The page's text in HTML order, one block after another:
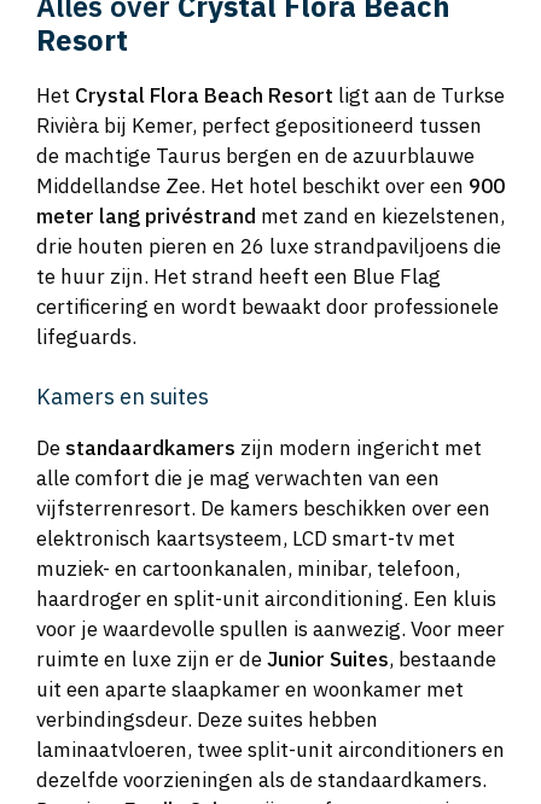
Resort
Het Crystal Flora Beach Resort ligt aan de Turkse
Rivièra bij Kemer, perfect gepositioneerd tussen
de machtige Taurus bergen en de azuurblauwe
Middellandse Zee. Het hotel beschikt over een 900
meter lang privéstrand met zand en kiezelstenen,
drie houten pieren en 26 luxe strandpaviljoens die
te huur zijn. Het strand heeft een Blue Flag
certificering en wordt bewaakt door professionele
lifeguards.
Kamers en suites
De standaardkamers zijn modern ingericht met
alle comfort die je mag verwachten van een
vijfsterrenresort. De kamers beschikken over een
elektronisch kaartsysteem, LCD smart-tv met
muziek- en cartoonkanalen, minibar, telefoon,
haardroger en split-unit airconditioning. Een kluis
voor je waardevolle spullen is aanwezig. Voor meer
ruimte en luxe zijn er deJunior Suites, bestaande
uit een aparte slaapkamer en woonkamer met
verbindingsdeur. Deze suites hebben
laminaatvloeren, twee split-unit airconditioners en
dezelfde voorzieningen als de standaardkamers.